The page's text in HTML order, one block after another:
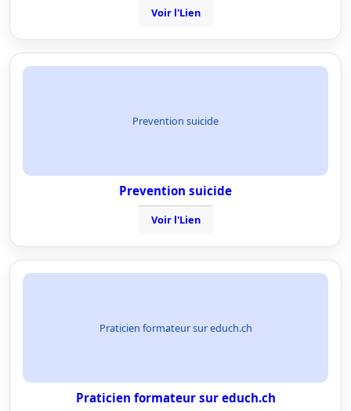
Voir l'Lien
Prevention suicide
Prevention suicide
Voir l'Lien
Praticien formateur sur educh.ch
Praticien formateur sur educh.ch